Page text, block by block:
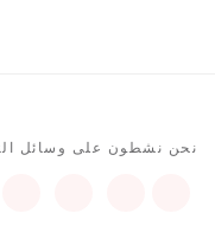
نحن نشطون على وسائل